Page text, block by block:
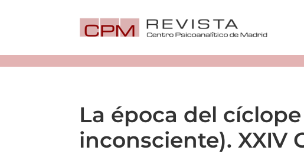
La época del
inconsciente). XXIV